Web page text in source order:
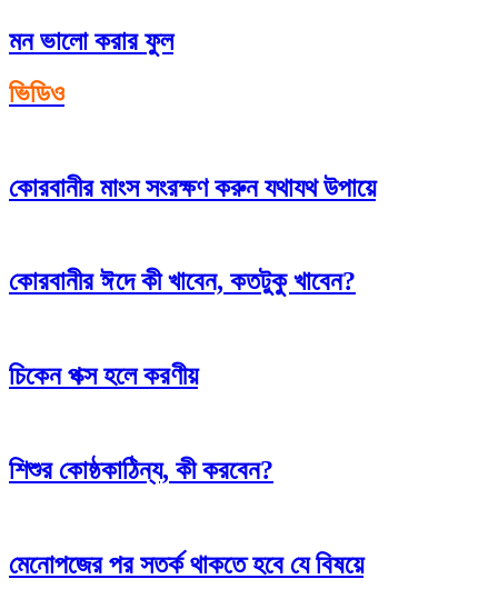
মন ভালো করার ফুল
ভিডিও
কোরবানীর মাংস সংরক্ষণ করুন যথাযথ উপায়ে
কোরবানীর ঈদে কী খাবেন, কতটুকু খাবেন?
চিকেন পক্স হলে করণীয়
শিশুর কোষ্ঠকাঠিন্য, কী করবেন?
মেনোপজের পর সতর্ক থাকতে হবে যে বিষয়ে